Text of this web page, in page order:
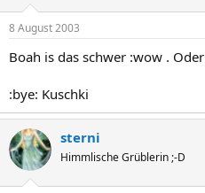
8 August 2003
Boah is das schwer :wow .
:bye: Kuschki
sterni
Himmlische Grüblerin ;-D